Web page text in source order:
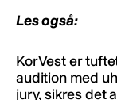
Les også:
KorVest er
audition med
jury, sikres det